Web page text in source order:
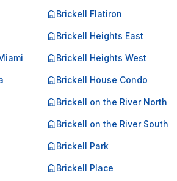
Brickell Flatiron
Brickell Heights East
Brickell Heights West
Brickell House Condo
Brickell on the River North
Brickell on the River South
Brickell Park
Brickell Place